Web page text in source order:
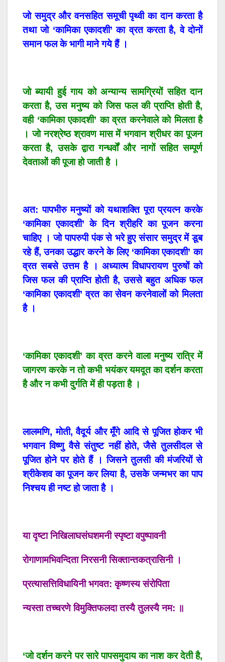
जो समुद्र और वनसहित समूची पृथ्वी का दान करता है
तथा जो ‘कामिका एकादशी’ का व्रत करता है, वे दोनों
समान फल के भागी माने गये हैं ।
जो ब्यायी हुई गाय को अन्यान्य सामग्रियों सहित दान
करता है, उस मनुष्य को जिस फल की प्राप्ति होती है,
वही ‘कामिका एकादशी’ का व्रत करनेवाले को मिलता है
। जो नरश्रेष्ठ श्रावण मास में भगवान श्रीधर का पूजन
करता है, उसके द्वारा गन्धर्वों और नागों सहित सम्पूर्ण
देवताओं की पूजा हो जाती है ।
अत: पापभीरु मनुष्यों को यथाशक्ति पूरा प्रयत्न करके
‘कामिका एकादशी’ के दिन श्रीहरि का पूजन करना
चाहिए । जो पापरुपी पंक से भरे हुए संसार समुद्र में डूब
रहे हैं, उनका उद्धार करने के लिए ‘कामिका एकादशी’ का
व्रत सबसे उत्तम है । अध्यात्म विधापरायण पुरुषों को
जिस फल की प्राप्ति होती है, उससे बहुत अधिक फल
‘कामिका एकादशी’ व्रत का सेवन करनेवालों को मिलता
है ।
‘कामिका एकादशी’ का व्रत करने वाला मनुष्य रात्रि में
जागरण करके न तो कभी भयंकर यमदूत का दर्शन करता
है और न कभी दुर्गति में ही पड़ता है ।
लालमणि, मोती, वैदूर्य और मूँगे आदि से पूजित होकर भी
भगवान विष्णु वैसे संतुष्ट नहीं होते, जैसे तुलसीदल से
पूजित होने पर होते हैं । जिसने तुलसी की मंजरियों से
श्रीकेशव का पूजन कर लिया है, उसके जन्मभर का पाप
निश्चय ही नष्ट हो जाता है ।
या दृष्टा निखिलाघसंघशमनी स्पृष्टा वपुष्पावनी
रोगाणामभिवन्दिता निरसनी सिक्तान्तकत्रासिनी ।
प्रत्यासत्तिविधायिनी भगवत: कृष्णस्य संरोपिता
न्यस्ता तच्चरणे विमुक्तिफलदा तस्यै तुलस्यै नम: ॥
‘जो दर्शन करने पर सारे पापसमुदाय का नाश कर देती है,